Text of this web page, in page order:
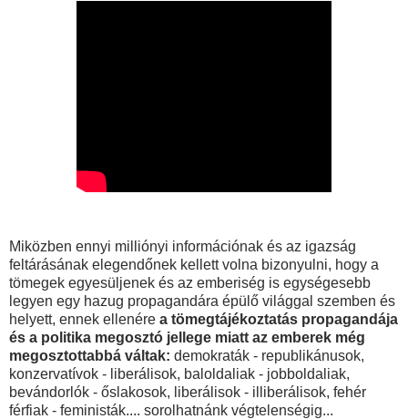
Miközben ennyi milliónyi információnak és az igazság
feltárásának elegendőnek kellett volna bizonyulni, hogy a
tömegek egyesüljenek és az emberiség is egységesebb
legyen egy hazug propagandára épülő világgal szemben és
helyett, ennek ellenére a tömegtájékoztatás propagandája
és a politika megosztó jellege miatt az emberek még
megosztottabbá váltak: demokraták - republikánusok,
konzervatívok - liberálisok, baloldaliak - jobboldaliak,
bevándorlók - őslakosok, liberálisok - illiberálisok, fehér
férfiak - feministák.... sorolhatnánk végtelenségig...